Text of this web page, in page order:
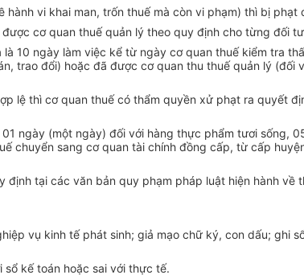
vi khai man, trốn thuế mà còn vi phạm) thì bị
cơ quan thuế quản lý theo quy định cho từng đối
10 ngày làm việc kể từ ngày cơ quan thuế kiểm tra
trao đổi) hoặc đã được cơ quan thu thuế quản lý
lệ thì cơ quan thuế có thẩm quyền xử phạt ra quyết
ngày (một ngày) đối với hàng thực phẩm tươi sống,
chuyển sang cơ quan tài chính đồng cấp, từ cấp
tại các văn bản quy phạm pháp luật hiện hành
vụ kinh tế phát sinh; giả mạo chữ ký, con dấu; ghi
sổ kế toán hoặc sai với thực tế.